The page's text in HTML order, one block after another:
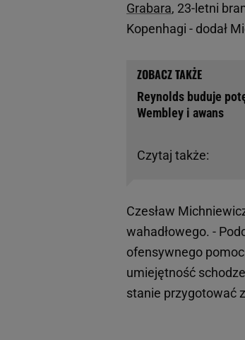
Grabara, 23-letni
Kopenhagi - dodał
Czytaj także:
Reynolds buduje
Wembley i awans
Czesław
wahadłowego. -
ofensywnego
umiejętność
stanie przygotować